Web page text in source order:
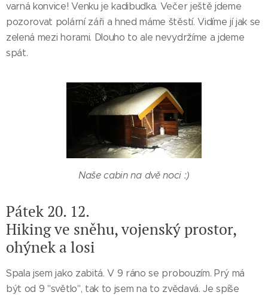
varná konvice! Venku je kadibudka. Večer ještě jdeme
pozorovat polární záři a hned máme štěstí. Vidíme jí jak se
zelená mezi horami. Dlouho to ale nevydržíme a jdeme
spát.
Naše cabin na dvě noci :)
Pátek 20. 12.
Hiking ve sněhu, vojenský prostor,
ohýnek a losi
Spala jsem jako zabitá. V 9 ráno se probouzím. Prý má
být od 9 "světlo", tak to jsem na to zvědavá. Je spíše